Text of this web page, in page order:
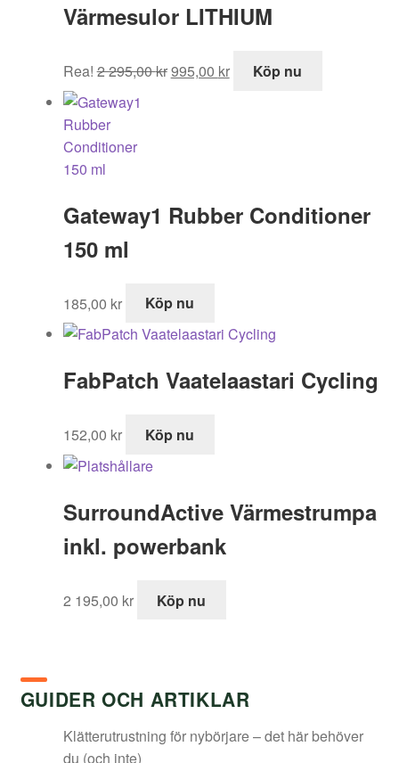
395,00 kr.295,00 kr.
Värmesulor LITHIUM
Rea! 2 295,00kr
ursprungliga
995,00 kr
nuvarande
Köp nu
Gateway1 Rubber Conditioner
150 ml
185,00 kr Köp nu
FabPatch Vaatelaastari Cycling
152,00 kr Köp nu
SurroundActive Värmestrumpa
inkl. powerbank
2 195,00 kr Köp nu
GUIDER OCH ARTIKLAR
Klätterutrustning för nybörjare – det här behöver
du (och inte)